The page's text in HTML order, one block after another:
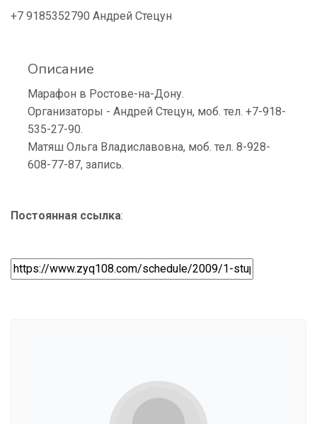
+7 9185352790 Андрей Стецун
Описание
Марафон в Ростове-на-Дону.
Организаторы - Андрей Стецун, моб. тел. +7-918-
535-27-90.
Матяш Ольга Владиславовна, моб. тел. 8-928-
608-77-87, запись.
Постоянная ссылка: